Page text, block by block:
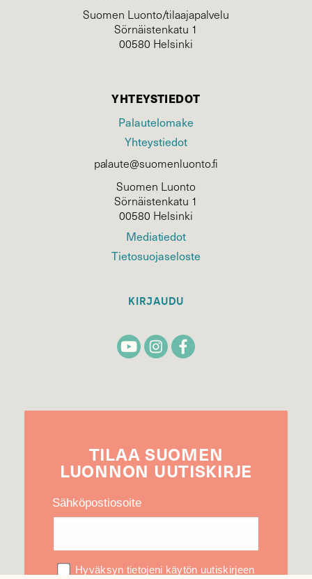
Suomen Luonto/tilaajapalvelu
Sörnäistenkatu 1
00580 Helsinki
YHTEYSTIEDOT
Palautelomake
Yhteystiedot
palaute@suomenluonto.fi
Suomen Luonto
Sörnäistenkatu 1
00580 Helsinki
Mediatiedot
Tietosuojaseloste
KIRJAUDU
TILAA SUOMEN
LUONNON UUTIS­KIRJE
Sähköpostiosoite
Hyväksyn tietojeni käytön uutiskirjeen